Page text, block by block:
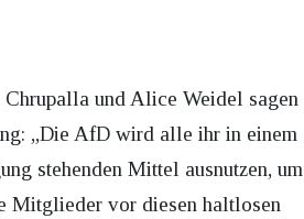
und Alice Weidel sagen
„Die AfD wird alle ihr in einem
stehenden Mittel ausnutzen, um
Mitglieder vor diesen haltlosen